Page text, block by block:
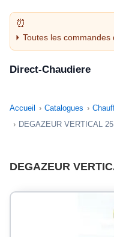
Toutes les commandes
avant 14H sont
Direct-Chaudiere
Accueil Catalogues
DEGAZEUR VERTICAL
DEGAZEUR